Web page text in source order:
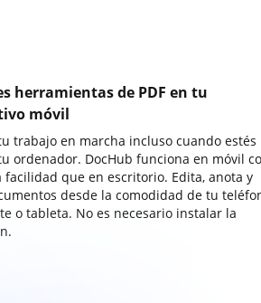
herramientas de PDF en tu
móvil
trabajo en marcha incluso cuando estés
ordenador. DocHub funciona en móvil
facilidad que en escritorio. Edita, anota y
desde la comodidad de tu
o tableta. No es necesario instalar la